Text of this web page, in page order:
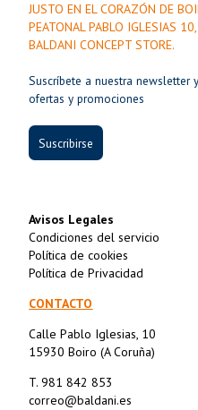
JUSTO EN EL CORAZÓN DE
PEATONAL PABLO IGLESIAS
BALDANI CONCEPT STORE.
Suscríbete a nuestra newsletter
ofertas y promociones
Suscribirse
Avisos Legales
Condiciones del servicio
Política de cookies
Política de Privacidad
CONTACTO
Calle Pablo Iglesias, 10
15930 Boiro (A Coruña)
T. 981 842 853
correo@baldani.es